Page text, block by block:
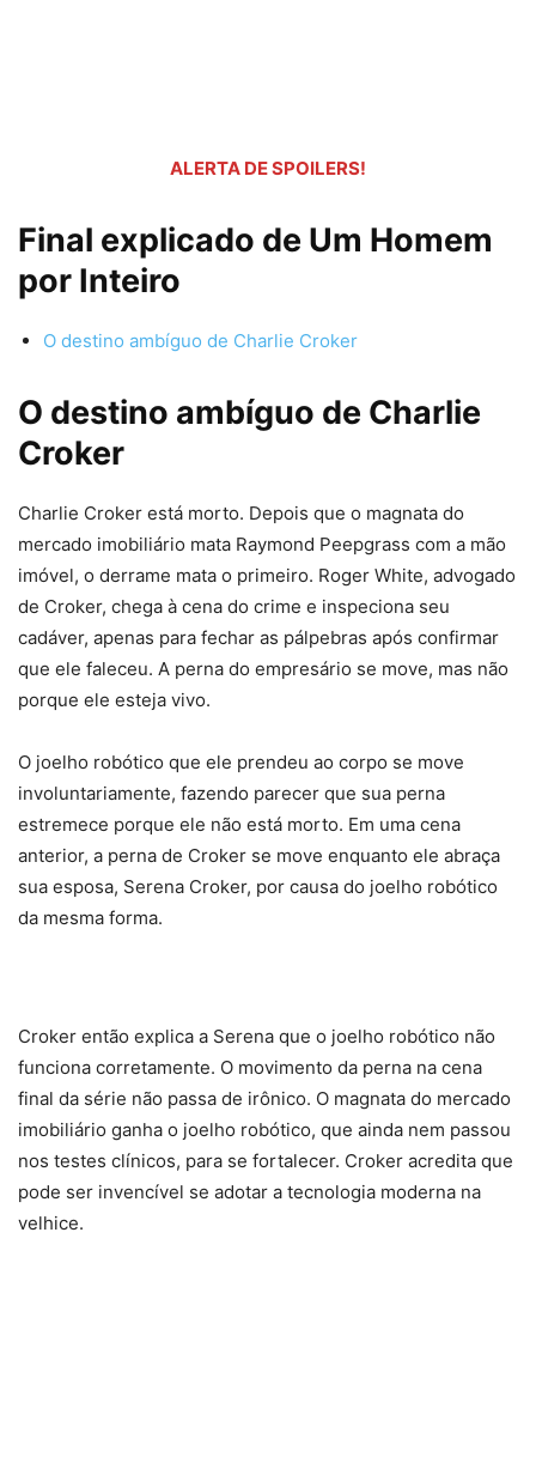
ALERTA DE SPOILERS!
Final explicado de Um Homem
por Inteiro
O destino ambíguo de Charlie Croker
O destino ambíguo de Charlie
Croker
Charlie Croker está morto. Depois que o magnata do
mercado imobiliário mata Raymond Peepgrass com a mão
imóvel, o derrame mata o primeiro. Roger White, advogado
de Croker, chega à cena do crime e inspeciona seu
cadáver, apenas para fechar as pálpebras após confirmar
que ele faleceu. A perna do empresário se move, mas não
porque ele esteja vivo.
O joelho robótico que ele prendeu ao corpo se move
involuntariamente, fazendo parecer que sua perna
estremece porque ele não está morto. Em uma cena
anterior, a perna de Croker se move enquanto ele abraça
sua esposa, Serena Croker, por causa do joelho robótico
da mesma forma.
Croker então explica a Serena que o joelho robótico não
funciona corretamente. O movimento da perna na cena
final da série não passa de irônico. O magnata do mercado
imobiliário ganha o joelho robótico, que ainda nem passou
nos testes clínicos, para se fortalecer. Croker acredita que
pode ser invencível se adotar a tecnologia moderna na
velhice.